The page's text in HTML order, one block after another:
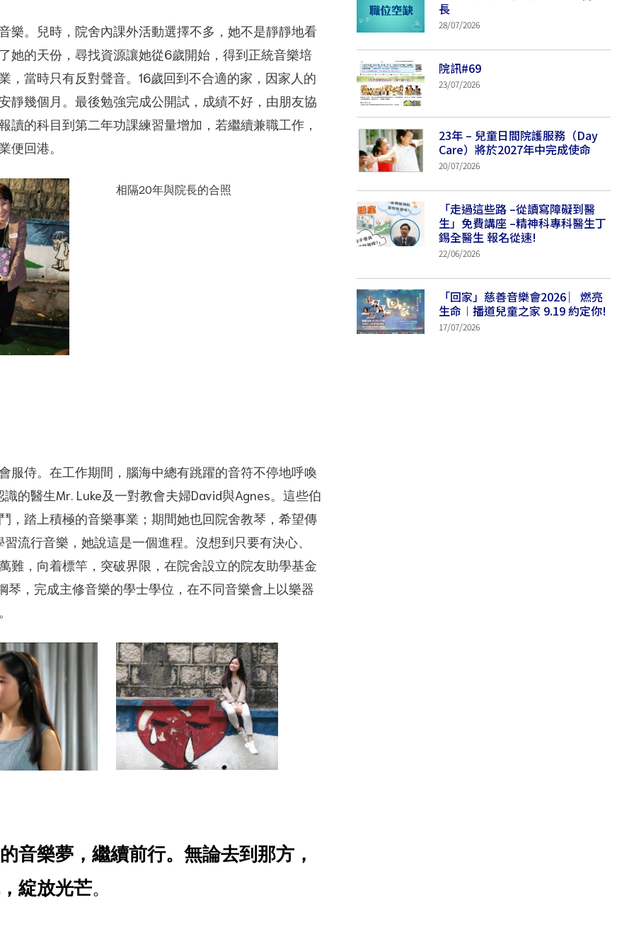
樂。兒時，院舍內課外活動選擇不多，她不是靜靜地看
她的天份，尋找資源讓她從6歲開始，得到正統音樂培
當時只有反對聲音。16歲回到不合適的家，因家人的
靜幾個月。最後勉強完成公開試，成績不好，由朋友協
的科目到第二年功課練習量增加，若繼續兼職工作，
便回港。
相隔20年與院長的合照
服侍。在工作期間，腦海中總有跳躍的音符不停地呼喚
的醫生Mr. Luke及一對教會夫婦David與Agnes。這些伯
，踏上積極的音樂事業；期間她也回院舍教琴，希望傳
流行音樂，她說這是一個進程。沒想到只要有決心、
難，向着標竿，突破界限，在院舍設立的院友助學基金
，完成主修音樂的學士學位，在不同音樂會上以樂器
音樂夢，繼續前行。無論去到那方，
綻放光芒。
長
28/07/2026
院訊#69
23/07/2026
23年 – 兒童日間院護服務（Day
Care）將於2027年中完成使命
20/07/2026
「走過這些路 –從讀寫障礙到醫
生」免費講座 –精神科專科醫生丁
錫全醫生 報名從速!
22/06/2026
「回家」慈善音樂會2026 ︳燃亮
生命︱播道兒童之家 9.19 約定你!
17/07/2026